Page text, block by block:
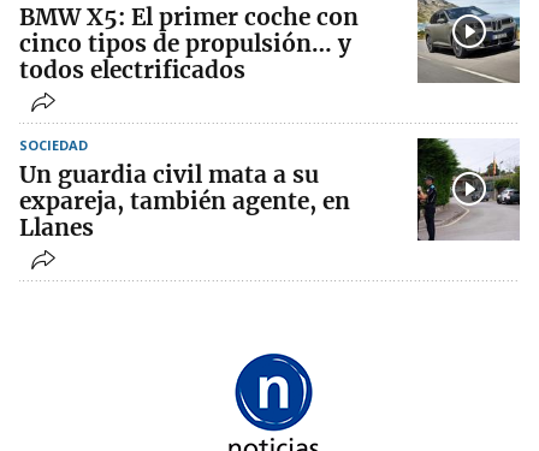
BMW X5: El primer coche con
cinco tipos de propulsión… y
todos electrificados
SOCIEDAD
Un guardia civil mata a su
expareja, también agente, en
Llanes